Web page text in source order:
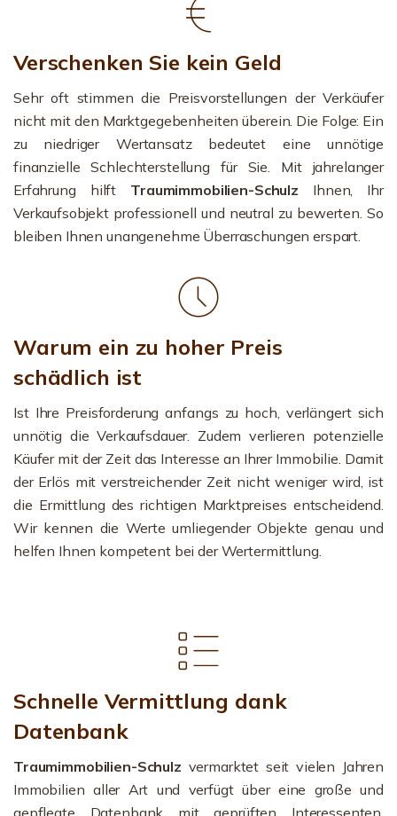
Verschenken Sie kein Geld
Sehr oft stimmen die Preisvorstellungen der Verkäufer
nicht mit den Marktgegebenheiten überein. Die Folge: Ein
zu niedriger Wertansatz bedeutet eine unnötige
finanzielle Schlechterstellung für Sie. Mit jahrelanger
Erfahrung hilft Traumimmobilien-Schulz Ihnen, Ihr
Verkaufsobjekt professionell und neutral zu bewerten. So
bleiben Ihnen unangenehme Überraschungen erspart.
Warum ein zu hoher Preis
schädlich ist
Ist Ihre Preisforderung anfangs zu hoch, verlängert sich
unnötig die Verkaufsdauer. Zudem verlieren potenzielle
Käufer mit der Zeit das Interesse an Ihrer Immobilie. Damit
der Erlös mit verstreichender Zeit nicht weniger wird, ist
die Ermittlung des richtigen Marktpreises entscheidend.
Wir kennen die Werte umliegender Objekte genau und
helfen Ihnen kompetent bei der Wertermittlung.
Schnelle Vermittlung dank
Datenbank
Traumimmobilien-Schulz vermarktet seit vielen Jahren
Immobilien aller Art und verfügt über eine große und
gepflegte Datenbank mit geprüften Interessenten.